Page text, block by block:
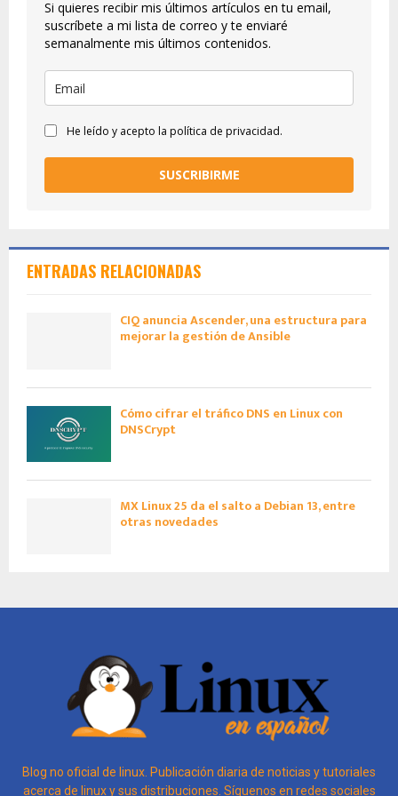
Si quieres recibir mis últimos artículos en tu email,
suscríbete a mi lista de correo y te enviaré
semanalmente mis últimos contenidos.
He leído y acepto la política de privacidad.
SUSCRIBIRME
ENTRADAS RELACIONADAS
CIQ anuncia Ascender, una estructura para
mejorar la gestión de Ansible
Cómo cifrar el tráfico DNS en Linux con
DNSCrypt
MX Linux 25 da el salto a Debian 13, entre
otras novedades
Blog no oficial de linux. Publicación diaria de noticias y tutoriales
acerca de linux y sus distribuciones. Síguenos en redes sociales